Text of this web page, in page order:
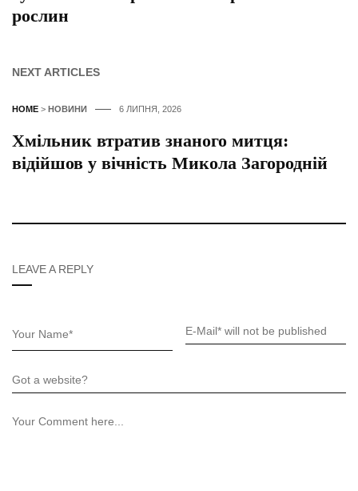
рослин
NEXT ARTICLES
HOME > НОВИНИ 6 ЛИПНЯ, 2026
Хмільник втратив знаного митця:
відійшов у вічність Микола Загородній
LEAVE A REPLY